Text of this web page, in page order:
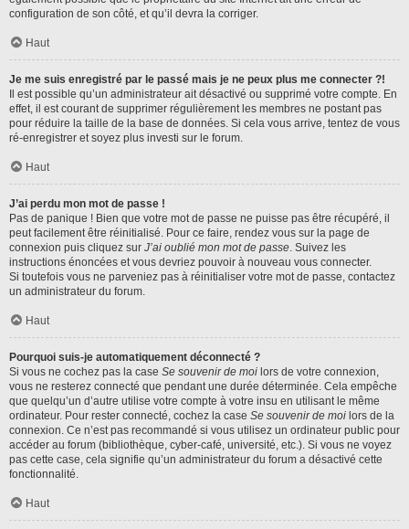
configuration de son côté, et qu’il devra la corriger.
Haut
Je me suis enregistré par le passé mais je ne peux plus me connecter ?!
Il est possible qu’un administrateur ait désactivé ou supprimé votre compte. En
effet, il est courant de supprimer régulièrement les membres ne postant pas
pour réduire la taille de la base de données. Si cela vous arrive, tentez de vous
ré-enregistrer et soyez plus investi sur le forum.
Haut
J’ai perdu mon mot de passe !
Pas de panique ! Bien que votre mot de passe ne puisse pas être récupéré, il
peut facilement être réinitialisé. Pour ce faire, rendez vous sur la page de
connexion puis cliquez sur J’ai oublié mon mot de passe. Suivez les
instructions énoncées et vous devriez pouvoir à nouveau vous connecter.
Si toutefois vous ne parveniez pas à réinitialiser votre mot de passe, contactez
un administrateur du forum.
Haut
Pourquoi suis-je automatiquement déconnecté ?
Si vous ne cochez pas la case Se souvenir de moi lors de votre connexion,
vous ne resterez connecté que pendant une durée déterminée. Cela empêche
que quelqu’un d’autre utilise votre compte à votre insu en utilisant le même
ordinateur. Pour rester connecté, cochez la case Se souvenir de moi lors de la
connexion. Ce n’est pas recommandé si vous utilisez un ordinateur public pour
accéder au forum (bibliothèque, cyber-café, université, etc.). Si vous ne voyez
pas cette case, cela signifie qu’un administrateur du forum a désactivé cette
fonctionnalité.
Haut